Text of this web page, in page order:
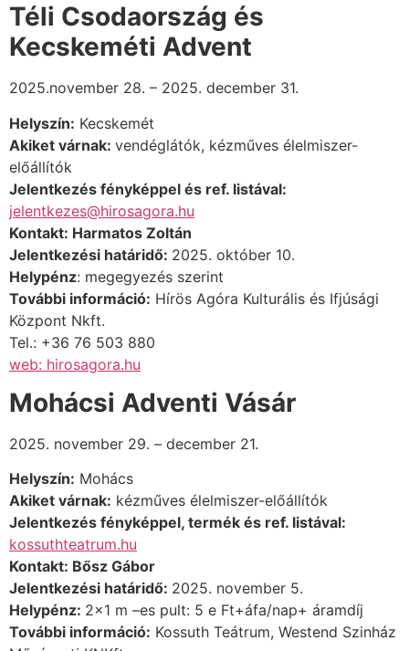
Téli Csodaország és
Kecskeméti Advent
2025.november 28. – 2025. december 31.
Helyszín: Kecskemét
Akiket várnak: vendéglátók, kézműves élelmiszer-
előállítók
Jelentkezés fényképpel és ref. listával:
jelentkezes@hirosagora.hu
Kontakt: Harmatos Zoltán
Jelentkezési határidő: 2025. október 10.
Helypénz: megegyezés szerint
További információ: Hírös Agóra Kulturális és Ifjúsági
Központ Nkft.
Tel.: +36 76 503 880
web: hirosagora.hu
Mohácsi Adventi Vásár
2025. november 29. – december 21.
Helyszín: Mohács
Akiket várnak: kézműves élelmiszer-előállítók
Jelentkezés fényképpel, termék és ref. listával:
kossuthteatrum.hu
Kontakt: Bősz Gábor
Jelentkezési határidő: 2025. november 5.
Helypénz: 2×1 m –es pult: 5 e Ft+áfa/nap+ áramdíj
További információ: Kossuth Teátrum, Westend Szinház